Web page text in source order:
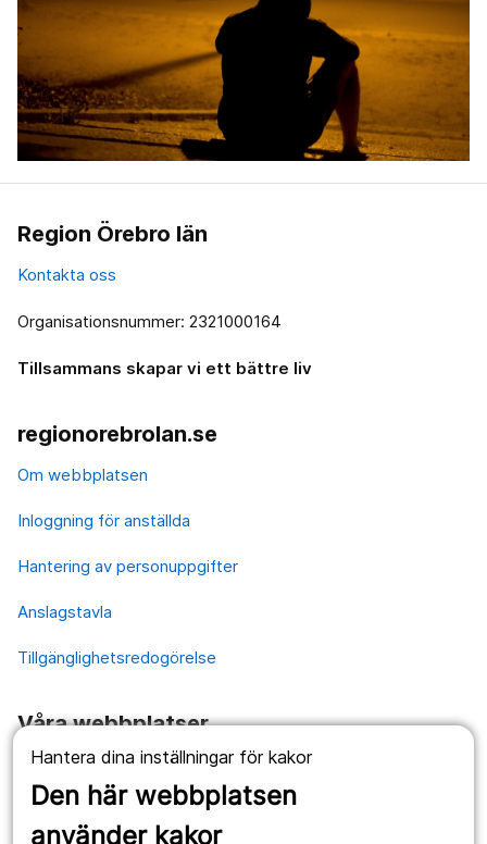
Hantera dina inställningar för kakor
Den här webbplatsen
använder kakor
Region Örebro län
Kontakta oss
Organisationsnummer: 2321000164
Tillsammans skapar vi ett bättre liv
regionorebrolan.se
Om webbplatsen
Inloggning för anställda
Hantering av personuppgifter
Anslagstavla
Tillgänglighetsredogörelse
Våra webbplatser
1177.se
Länstrafiken